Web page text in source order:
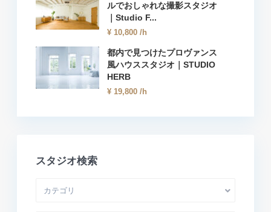
ルでおしゃれな撮影スタジオ
｜Studio F...
¥ 10,800 /h
都内で見つけたプロヴァンス
風ハウススタジオ｜STUDIO
HERB
¥ 19,800 /h
スタジオ検索
カテゴリ